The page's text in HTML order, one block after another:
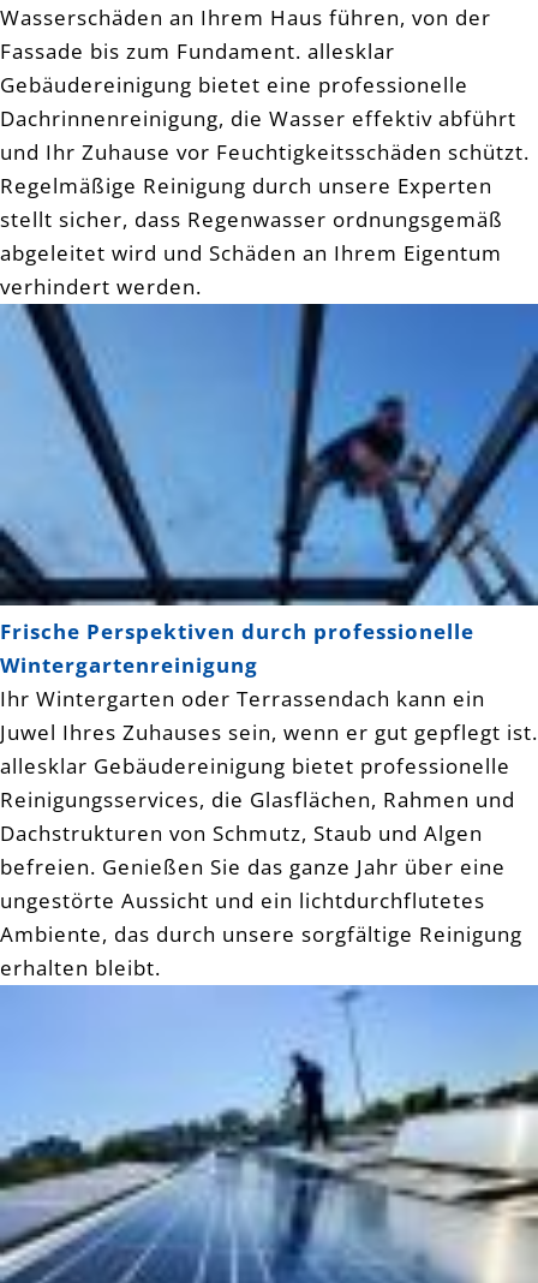
Wasserschäden an Ihrem Haus führen, von der
Fassade bis zum Fundament. allesklar
Gebäudereinigung bietet eine professionelle
Dachrinnenreinigung, die Wasser effektiv abführt
und Ihr Zuhause vor Feuchtigkeitsschäden schützt.
Regelmäßige Reinigung durch unsere Experten
stellt sicher, dass Regenwasser ordnungsgemäß
abgeleitet wird und Schäden an Ihrem Eigentum
verhindert werden.
Frische Perspektiven durch professionelle
Wintergartenreinigung
Ihr Wintergarten oder Terrassendach kann ein
Juwel Ihres Zuhauses sein, wenn er gut gepflegt ist.
allesklar Gebäudereinigung bietet professionelle
Reinigungsservices, die Glasflächen, Rahmen und
Dachstrukturen von Schmutz, Staub und Algen
befreien. Genießen Sie das ganze Jahr über eine
ungestörte Aussicht und ein lichtdurchflutetes
Ambiente, das durch unsere sorgfältige Reinigung
erhalten bleibt.